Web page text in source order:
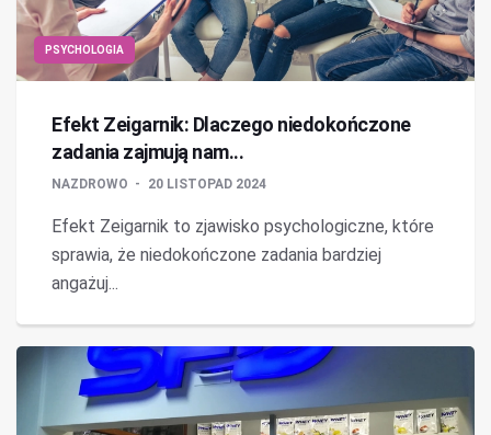
PSYCHOLOGIA
Efekt Zeigarnik: Dlaczego niedokończone
zadania zajmują nam...
NAZDROWO 20 LISTOPAD 2024
Efekt Zeigarnik to zjawisko psychologiczne, które
sprawia, że niedokończone zadania bardziej
angażuj...